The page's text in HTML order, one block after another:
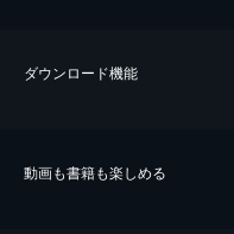
ダウンロード機能
動画も書籍も楽しめる